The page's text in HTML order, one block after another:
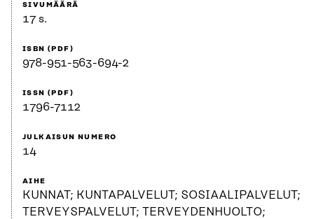
SIVUMÄÄRÄ
17 s.
ISBN (PDF)
978-951-563-694-2
ISSN (PDF)
1796-7112
JULKAISUN NUMERO
14
AIHE
KUNNAT; KUNTAPALVELUT; SOSIAALIPALVELUT;
TERVEYSPALVELUT; TERVEYDENHUOLTO;